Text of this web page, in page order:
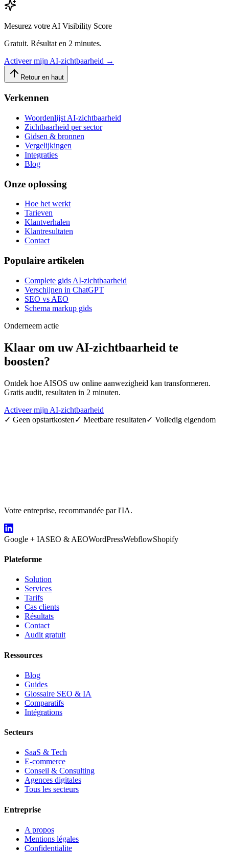
Mesurez votre AI Visibility Score
Gratuit. Résultat en 2 minutes.
Activeer mijn AI-zichtbaarheid →
Retour en haut
Verkennen
Woordenlijst AI-zichtbaarheid
Zichtbaarheid per sector
Gidsen & bronnen
Vergelijkingen
Integraties
Blog
Onze oplossing
Hoe het werkt
Tarieven
Klantverhalen
Klantresultaten
Contact
Populaire artikelen
Complete gids AI-zichtbaarheid
Verschijnen in ChatGPT
SEO vs AEO
Schema markup gids
Onderneem actie
Klaar om uw AI-zichtbaarheid te
boosten?
Ontdek hoe AISOS uw online aanwezigheid kan transformeren.
Gratis audit, resultaten in 2 minuten.
Activeer mijn AI-zichtbaarheid
✓ Geen opstartkosten✓ Meetbare resultaten✓ Volledig eigendom
Votre entreprise, recommandée par l'IA.
Google + IASEO & AEOWordPressWebflowShopify
Plateforme
Solution
Services
Tarifs
Cas clients
Résultats
Contact
Audit gratuit
Ressources
Blog
Guides
Glossaire SEO & IA
Comparatifs
Intégrations
Secteurs
SaaS & Tech
E-commerce
Conseil & Consulting
Agences digitales
Tous les secteurs
Entreprise
A propos
Mentions légales
Confidentialite